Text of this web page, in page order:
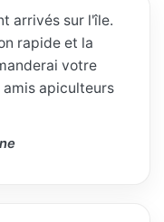
arrivés sur l'île.
rapide et la
votre
apiculteurs